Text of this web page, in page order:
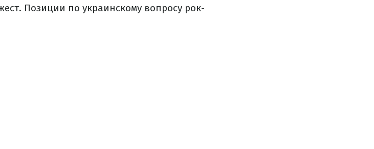
Позиции по украинскому вопросу рок-